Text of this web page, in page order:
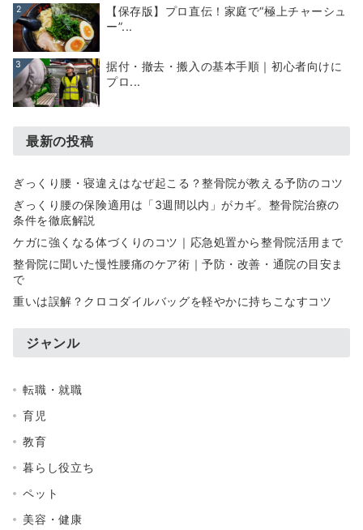
2
【保存版】プロ直伝！家庭で“極上チャーシュ
ー”...
3
据付・撤去・搬入の基本手順｜初心者向けに
プロ...
最新の投稿
ぎっくり腰・寝違えはなぜ起こる？整骨院が教える予防のコツ
ぎっくり腰の保険適用は「3週間以内」がカギ。整骨院治療の
条件を徹底解説
ケガに強くなる体づくりのコツ｜応急処置から整骨院活用まで
整骨院に聞いた慢性腰痛のケア術｜予防・改善・通院の目安ま
で
重いは誤解？クロコダイルバッグを軽やかに持ちこなすコツ
ジャンル
転職・就職
育児
教育
暮らし役立ち
ペット
美容・健康